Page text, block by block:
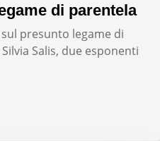
di parentela
presunto legame di
Salis, due esponenti